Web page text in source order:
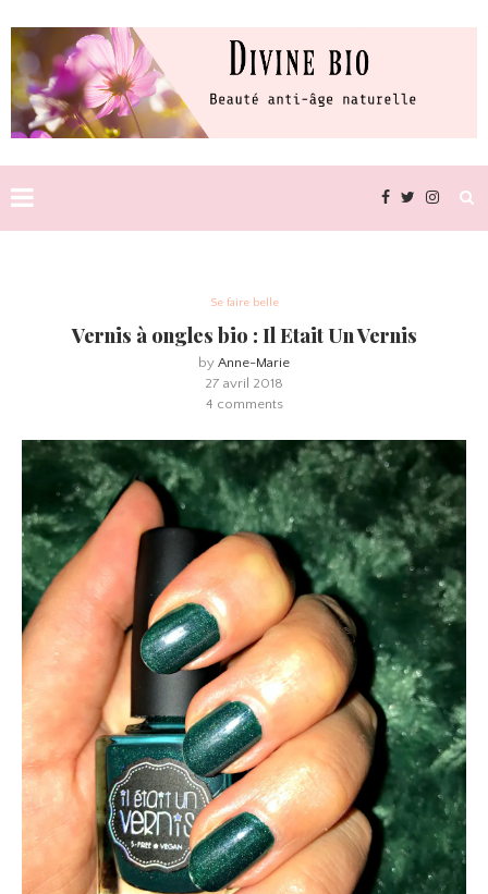
Se faire belle
Vernis à ongles bio : Il Etait Un Vernis
by Anne-Marie
27 avril 2018
4 comments